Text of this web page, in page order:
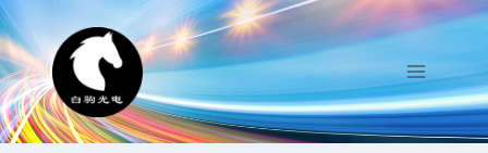
Skip
To
Content